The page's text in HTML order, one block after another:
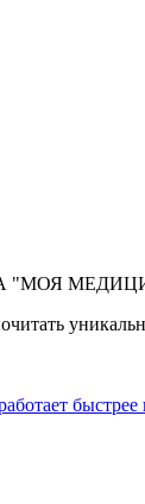
ИА "МОЯ
быстрее